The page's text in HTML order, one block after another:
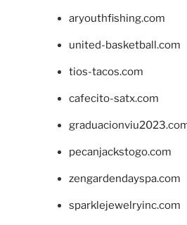
aryouthfishing.com
united-basketball.com
tios-tacos.com
cafecito-satx.com
pecanjackstogo.com
zengardendayspa.com
sparklejewelryinc.com